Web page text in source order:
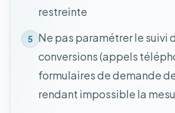
restreinte
5 Ne pas paramétrer le suivi
conversions (appels
formulaires de demande
rendant impossible la